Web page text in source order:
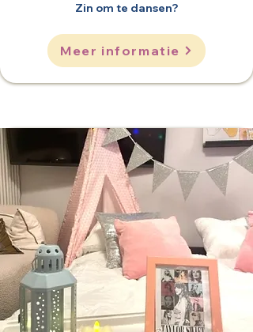
Zin om te dansen?
Meer informatie